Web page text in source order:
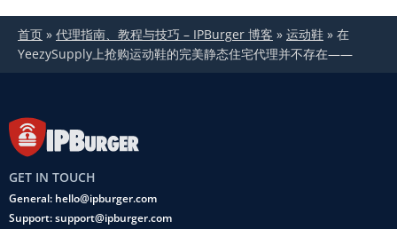
首页 » 代理指南、教程与技巧 – IPBurger 博客 » 运动鞋 » 在
YeezySupply上抢购运动鞋的完美静态住宅代理并不存在——
GET IN TOUCH
General: hello@ipburger.com
Support: support@ipburger.com